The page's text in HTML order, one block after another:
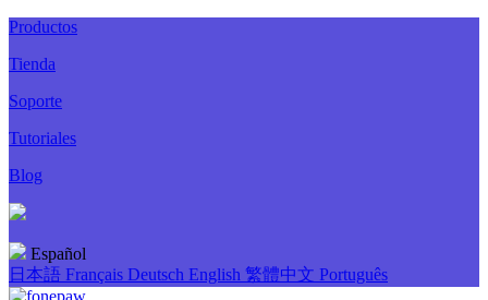
Productos
Tienda
Soporte
Tutoriales
Blog
Español
日本語 Français Deutsch English 繁體中文 Português